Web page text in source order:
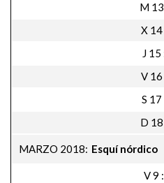
M 13
X 14
J 15
V 16
S 17
D 18
MARZO 2018 Esquí nórdico
V 9